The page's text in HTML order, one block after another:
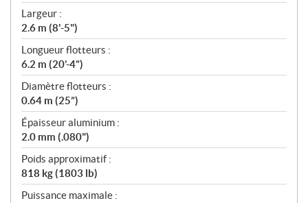
Largeur :
2.6 m (8'-5")
Longueur flotteurs :
6.2 m (20’-4”)
Diamètre flotteurs :
0.64 m (25”)
Épaisseur aluminium :
2.0 mm (.080")
Poids approximatif :
818 kg (1803 lb)
Puissance maximale :